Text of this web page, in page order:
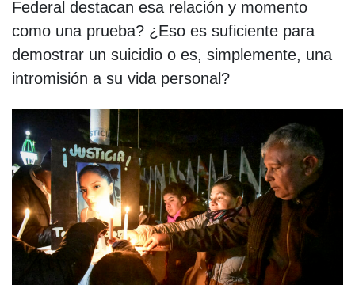
Federal destacan esa relación y momento
como una prueba? ¿Eso es suficiente para
demostrar un suicidio o es, simplemente, una
intromisión a su vida personal?